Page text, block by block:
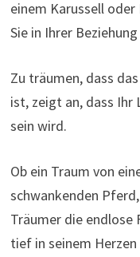
einem Karussell
Sie in Ihrer
Zu träumen, dass
ist, zeigt an, dass Ihr
sein wird.
Ob ein Traum von
schwankenden
Träumer die endlose
tief in seinem